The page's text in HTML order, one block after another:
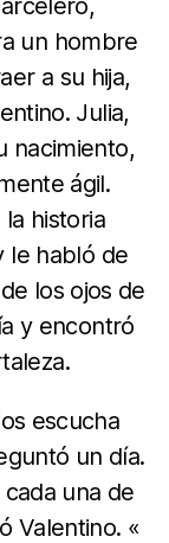
un hombre
a su hija,
Julia,
nacimiento,
ágil.
historia
le habló de
los ojos de
y encontró
escucha
un día.
una de
Valentino. «